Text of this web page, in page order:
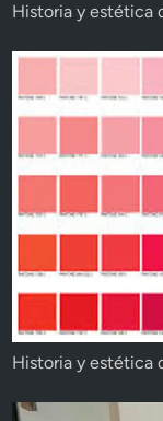
Historia y estética
Historia y estética